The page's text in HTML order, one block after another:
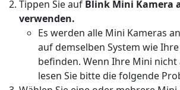
Tippen Sie auf Blink Mini Kamera
verwenden.
Es werden alle Mini Kameras
auf demselben System wie
befinden. Wenn Ihre Mini
lesen Sie bitte die folgende